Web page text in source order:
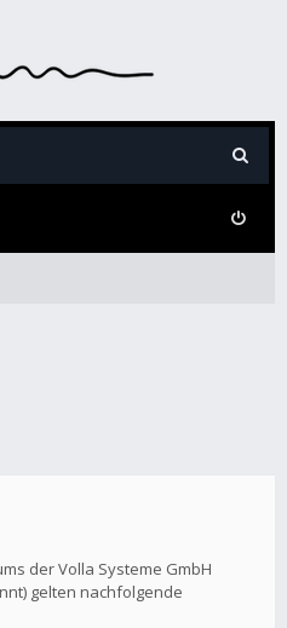
der Volla Systeme GmbH
gelten nachfolgende